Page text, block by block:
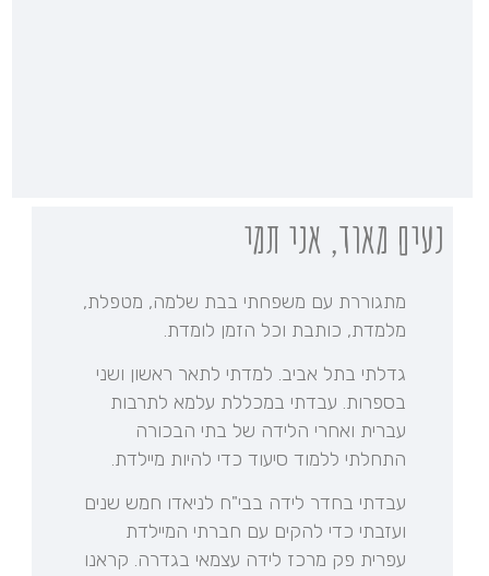
נעים מאוד, אני תמי
מתגוררת עם משפחתי בבת שלמה, מטפלת,
מלמדת, כותבת וכל הזמן לומדת.
גדלתי בתל אביב. למדתי לתאר ראשון ושני
בספרות. עבדתי במכללת עלמא לתרבות
עברית ואחרי הלידה של בתי הבכורה
התחלתי ללמוד סיעוד כדי להיות מיילדת.
עבדתי בחדר לידה בבי"ח לניאדו חמש שנים
ועזבתי כדי להקים עם חברתי המיילדת
עפרית פק מרכז לידה עצמאי בגדרה. קראנו